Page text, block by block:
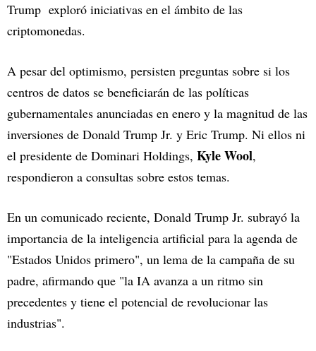
Trump exploró iniciativas en el ámbito de las
criptomonedas.
A pesar del optimismo, persisten preguntas sobre si los
centros de datos se beneficiarán de las políticas
gubernamentales anunciadas en enero y la magnitud de las
inversiones de Donald Trump Jr. y Eric Trump. Ni ellos ni
el presidente de Dominari Holdings, Kyle Wool,
respondieron a consultas sobre estos temas.
En un comunicado reciente, Donald Trump Jr. subrayó la
importancia de la inteligencia artificial para la agenda de
"Estados Unidos primero", un lema de la campaña de su
padre, afirmando que "la IA avanza a un ritmo sin
precedentes y tiene el potencial de revolucionar las
industrias".